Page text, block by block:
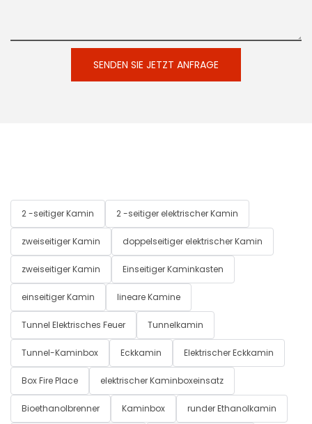
SENDEN SIE JETZT ANFRAGE
2 -seitiger Kamin 2 -seitiger elektrischer Kamin
zweiseitiger Kamin doppelseitiger elektrischer Kamin
zweiseitiger Kamin Einseitiger Kaminkasten
einseitiger Kamin lineare Kamine
Tunnel Elektrisches Feuer Tunnelkamin
Tunnel-Kaminbox Eckkamin Elektrischer Eckkamin
Box Fire Place elektrischer Kaminboxeinsatz
Bioethanolbrenner Kaminbox runder Ethanolkamin